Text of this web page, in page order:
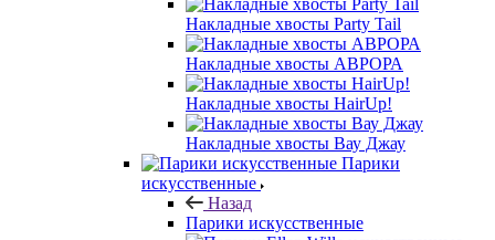
Накладные хвосты Party Tail
Накладные хвосты АВРОРА
Накладные хвосты HairUp!
Накладные хвосты Вау Джау
Парики
искусственные
Назад
Парики искусственные